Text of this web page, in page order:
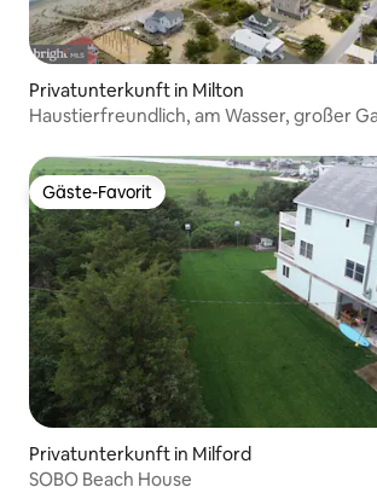
Privatunterkunft in Milton
Haustierfreundlich, am Wasser, großer
Gäste-Favorit
Gäste-Favorit
Privatunterkunft in Milford
SOBO Beach House